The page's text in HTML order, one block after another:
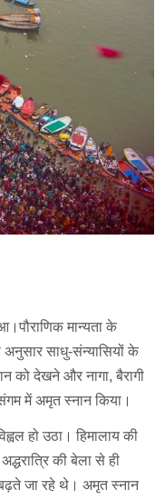
मान्यता के
साधु-संन्यासियों के
को देखने और नागा, बैरागी
में अमृत स्नान किया।
हो उठा। हिमालाय की
की बेला से ही
जा रहे थे। अमृत स्नान